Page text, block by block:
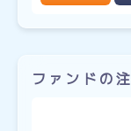
ファンドの